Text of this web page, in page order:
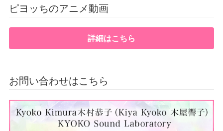
ピヨッちのアニメ動画
詳細はこちら
お問い合わせはこちら